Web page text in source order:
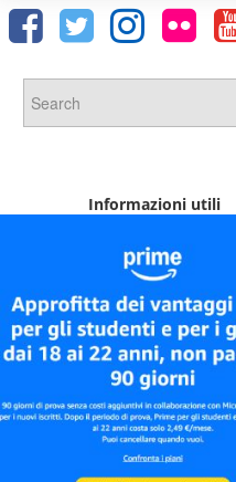
Informazioni utili